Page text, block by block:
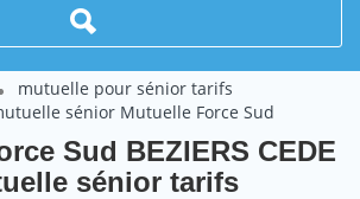
mutuelle pour sénior tarifs
sénior Mutuelle Force Sud
Sud BEZIERS CEDE
sénior tarifs